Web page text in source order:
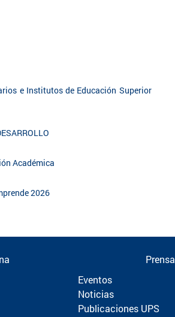
e Institutos de Educación Superior
Académica
2026
Prensa
Eventos
Noticias
Publicaciones UPS